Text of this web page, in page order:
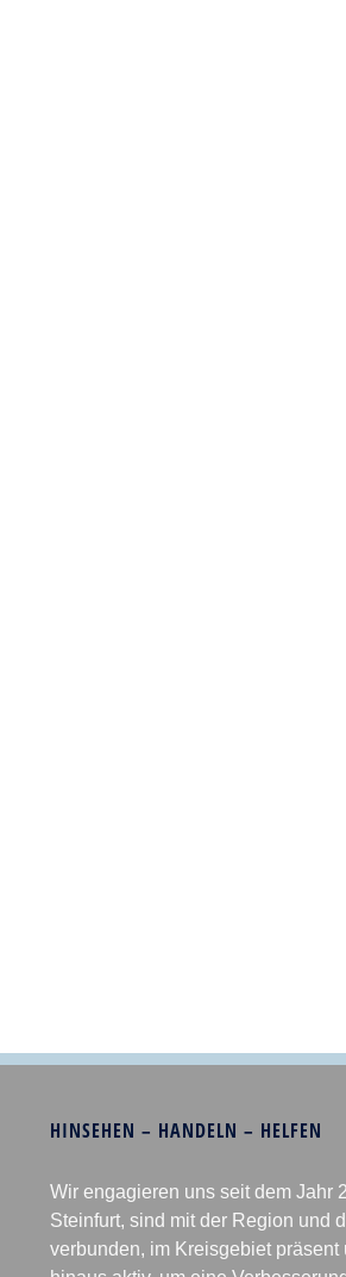
HINSEHEN – HANDELN – HELFEN
Wir engagieren uns seit dem Jahr
Steinfurt, sind mit der Region und
verbunden, im Kreisgebiet präsent